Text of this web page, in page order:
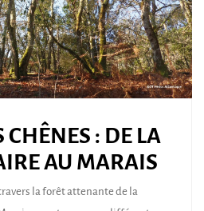
CHÊNES : DE LA
AU MARAIS
la forêt attenante de la